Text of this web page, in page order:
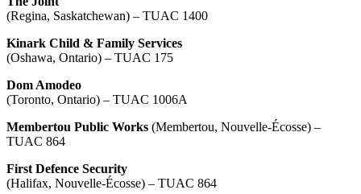
(Regina, Saskatchewan) – TUAC 1400
Kinark Child & Family Services
(Oshawa, Ontario) – TUAC 175
Dom Amodeo
(Toronto, Ontario) – TUAC 1006A
Membertou Public Works (Membertou, Nouvelle-Écosse) –
TUAC 864
First Defence Security
(Halifax, Nouvelle-Écosse) – TUAC 864